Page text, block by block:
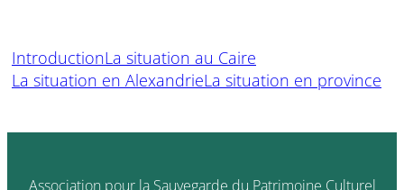
IntroductionLa situation au Caire
La situation en AlexandrieLa situation en province
Association pour la Sauvegarde du Patrimoine Culturel